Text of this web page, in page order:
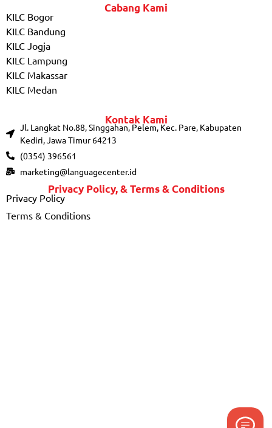
Cabang Kami
KILC Bogor
KILC Bandung
KILC Jogja
KILC Lampung
KILC Makassar
KILC Medan
Kontak Kami
Jl. Langkat No.88, Singgahan, Pelem, Kec. Pare, Kabupaten
Kediri, Jawa Timur 64213
(0354) 396561
marketing@languagecenter.id
Privacy Policy, & Terms & Conditions
Privacy Policy
Terms & Conditions